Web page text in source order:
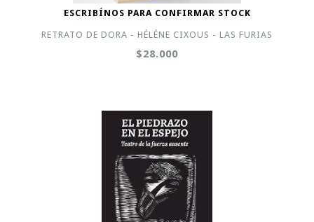
ESCRIBÍNOS PARA CONFIRMAR STOCK
RETRATO DE DORA - HÉLÉNE CIXOUS - LAS FURIAS
$28.000